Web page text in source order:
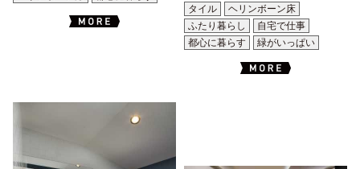
タイル
ヘリンボーン床
ふたり暮らし
自宅で仕事
都心に暮らす
緑がいっぱい